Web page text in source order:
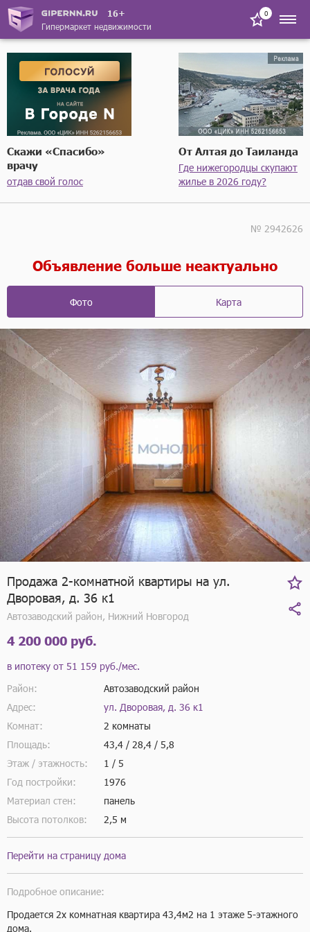
16+
Гипермаркет недвижимости
0
Скажи «Спасибо»
врачу
отдав свой голос
От Алтая до Таиланда
Где нижегородцы скупают
жилье в 2026 году?
№ 2942626
Объявление больше неактуально
Фото Карта
Продажа 2-комнатной квартиры на ул.
Дворовая, д. 36 к1
Автозаводский район, Нижний Новгород
4 200 000 руб.
в ипотеку от 51 159 руб./мес.
Район:
Автозаводский район
Адрес:
ул. Дворовая, д. 36 к1
Комнат:
2 комнаты
Площадь:
43,4 / 28,4 / 5,8
Этаж / этажность:
1 / 5
Год постройки:
1976
Материал стен:
панель
Высота потолков:
2,5 м
Перейти на страницу дома
Подробное описание:
Продается 2х комнатная квартира 43,4м2 на 1 этаже 5-этажного
дома.